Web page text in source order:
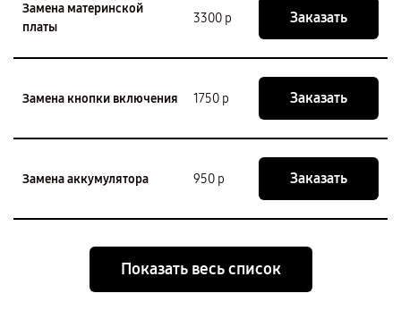
Замена материнской
платы
3300 р Заказать
Замена кнопки включения 1750 р Заказать
Замена аккумулятора 950 р Заказать
Показать весь список